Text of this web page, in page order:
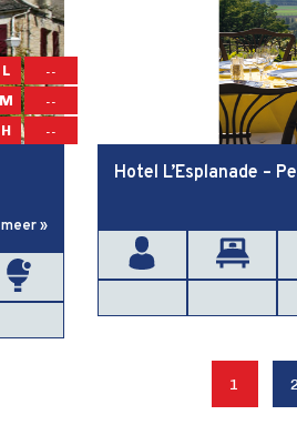
L --
M --
H --
»
Hotel L’Esplanade –
1